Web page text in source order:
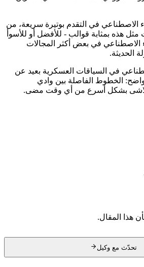
الاصطناعي في التقدم بوتيرة سريعة، من
هذه بمثابة قوالب - للأفضل أو للأسوأ
الاصطناعي في بعض أكثر المجالات
الحديثة.
في السياقات العسكرية بعيد عن
الخطوط الفاصلة بين وادي
بشكل أسرع من أي وقت مضى.
المقال.
تحدّث مع وكيل